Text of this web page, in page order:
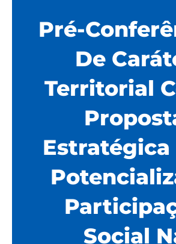
Pré-
De
Territorial
Estratégica
Social